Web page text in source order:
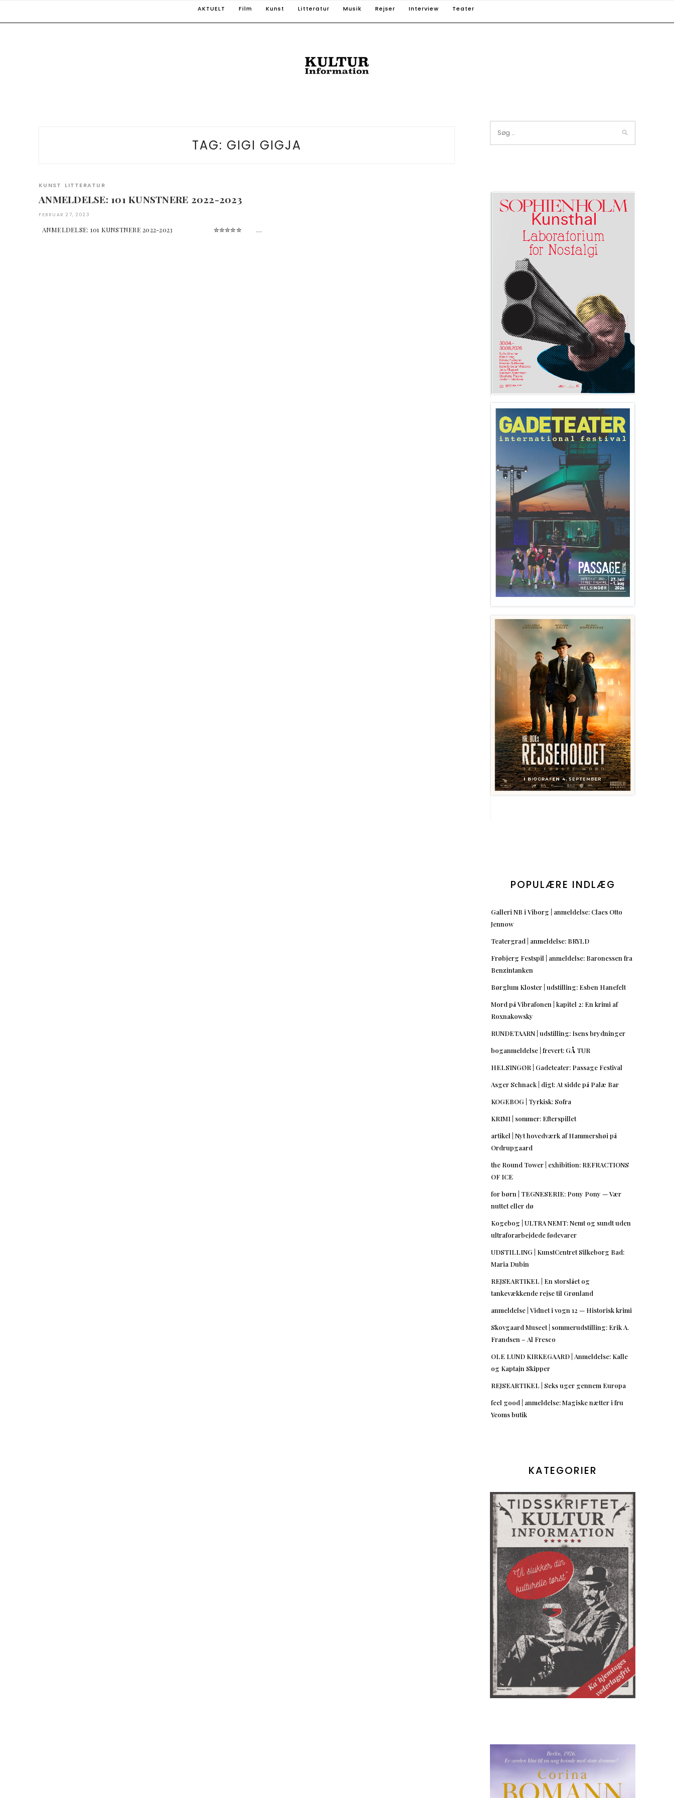
AKTUELT Film Kunst Litteratur Musik Rejser Interview Teater
TAG: GIGI GIGJA
KUNST LITTERATUR
ANMELDELSE: 101 KUNSTNERE 2022-2023
FEBRUAR 27, 2023
ANMELDELSE: 101 KUNSTNERE 2022-2023 ✮✮✮✮✮ …
POPULÆRE INDLÆG
Galleri NB i Viborg | anmeldelse: Claes Otto
Jennow
Teatergrad | anmeldelse: BRYLD
Frøbjerg Festspil | anmeldelse: Baronessen fra
Benzintanken
Børglum Kloster | udstilling: Esben Hanefelt
Mord på Vibrafonen | kapitel 2: En krimi af
Roxnakowsky
RUNDETAARN | udstilling: Isens brydninger
boganmeldelse | frevert: GÅ TUR
HELSINGØR | Gadeteater: Passage Festival
Asger Schnack | digt: At sidde på Palæ Bar
KOGEBOG | Tyrkisk: Sofra
KRIMI | sommer: Efterspillet
artikel | Nyt hovedværk af Hammershøi på
Ordrupgaard
the Round Tower | exhibition: REFRACTIONS
OF ICE
for børn | TEGNESERIE: Pony Pony — Vær
nuttet eller dø
Kogebog | ULTRA NEMT: Nemt og sundt uden
ultraforarbejdede fødevarer
UDSTILLING | KunstCentret Silkeborg Bad:
Maria Dubin
REJSEARTIKEL | En storslået og
tankevækkende rejse til Grønland
anmeldelse | Vidnet i vogn 12 — Historisk krimi
Skovgaard Museet | sommerudstilling: Erik A.
Frandsen – Al Fresco
OLE LUND KIRKEGAARD | Anmeldelse: Kalle
og Kaptajn Skipper
REJSEARTIKEL | Seks uger gennem Europa
feel good | anmeldelse: Magiske nætter i fru
Yeoms butik
KATEGORIER